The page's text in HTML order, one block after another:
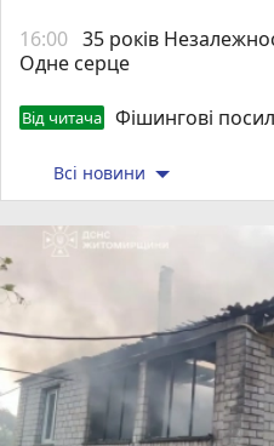
16:00 35 років
Одне серце
Від читача Фішингові
Всі новини